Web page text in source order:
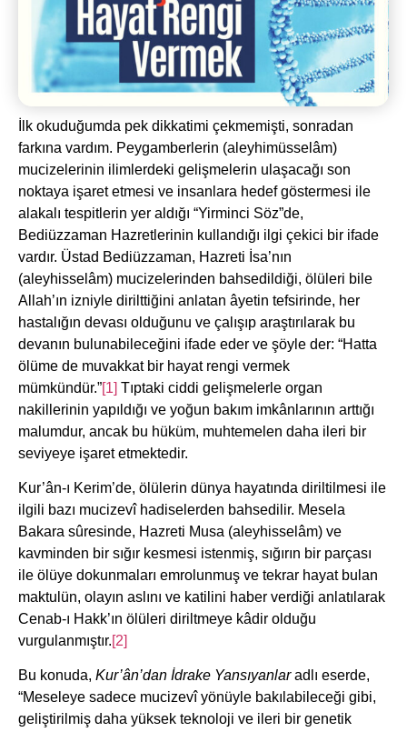
İlk okuduğumda pek dikkatimi çekmemişti, sonradan
farkına vardım. Peygamberlerin (aleyhimüsselâm)
mucizelerinin ilimlerdeki gelişmelerin ulaşacağı son
noktaya işaret etmesi ve insanlara hedef göstermesi ile
alakalı tespitlerin yer aldığı “Yirminci Söz”de,
Bediüzzaman Hazretlerinin kullandığı ilgi çekici bir ifade
vardır. Üstad Bediüzzaman, Hazreti İsa’nın
(aleyhisselâm) mucizelerinden bahsedildiği, ölüleri bile
Allah’ın izniyle dirilttiğini anlatan âyetin tefsirinde, her
hastalığın devası olduğunu ve çalışıp araştırılarak bu
devanın bulunabileceğini ifade eder ve şöyle der: “Hatta
ölüme de muvakkat bir hayat rengi vermek
mümkündür.”[1] Tıptaki ciddi gelişmelerle organ
nakillerinin yapıldığı ve yoğun bakım imkânlarının arttığı
malumdur, ancak bu hüküm, muhtemelen daha ileri bir
seviyeye işaret etmektedir.
Kur’ân-ı Kerim’de, ölülerin dünya hayatında diriltilmesi ile
ilgili bazı mucizevî hadiselerden bahsedilir. Mesela
Bakara sûresinde, Hazreti Musa (aleyhisselâm) ve
kavminden bir sığır kesmesi istenmiş, sığırın bir parçası
ile ölüye dokunmaları emrolunmuş ve tekrar hayat bulan
maktulün, olayın aslını ve katilini haber verdiği anlatılarak
Cenab-ı Hakk’ın ölüleri diriltmeye kâdir olduğu
vurgulanmıştır.[2]
Bu konuda, Kur’ân’dan İdrake Yansıyanlaradlı eserde,
“Meseleye sadece mucizevî yönüyle bakılabileceği gibi,
geliştirilmiş daha yüksek teknoloji ve ileri bir genetik